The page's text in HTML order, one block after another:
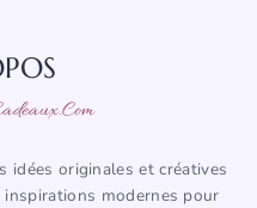
idées originales et créatives
modernes pour